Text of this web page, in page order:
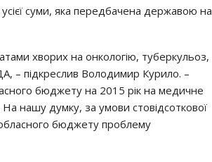
суми, яка передбачена державою на
хворих на онкологію, туберкульоз,
– підкреслив Володимир Курило. –
бюджету на 2015 рік на медичне
нашу думку, за умови стовідсоткової
обласного бюджету проблему